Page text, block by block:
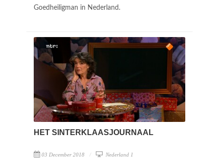
Goedheiligman in Nederland.
HET SINTERKLAASJOURNAAL
03 December 2018 Nederland 1